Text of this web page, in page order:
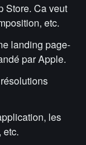
Store. Ca veut
etc.
landing page-
par Apple.
les
etc.